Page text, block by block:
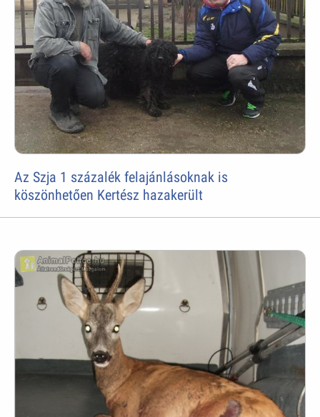
Az Szja 1 százalék felajánlásoknak is
köszönhetően Kertész hazakerült